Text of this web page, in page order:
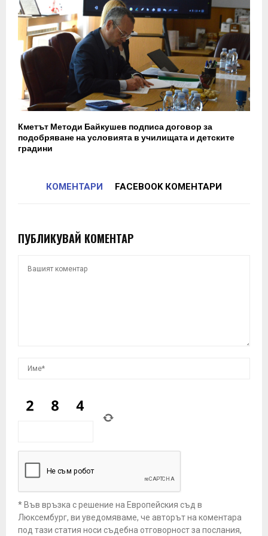
Кметът Методи Байкушев подписа договор за
подобряване на условията в училищата и детските
градини
КОМЕНТАРИ FACEBOOK КОМЕНТАРИ
ПУБЛИКУВАЙ КОМЕНТАР
* Във връзка с решение на Европейския съд в
Люксембург, ви уведомяваме, че авторът на коментара
под тази статия носи съдебна отговорност за послания,